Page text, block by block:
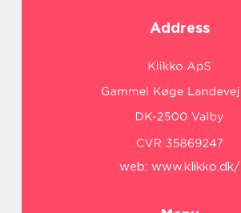
Address
web: www.klikko.dk/